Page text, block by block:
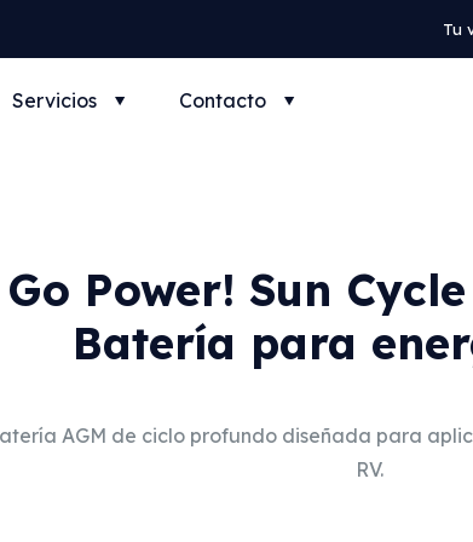
Tu
Servicios Contacto
Go Power! Sun
Batería para
AGM de ciclo profundo diseñada para
RV.